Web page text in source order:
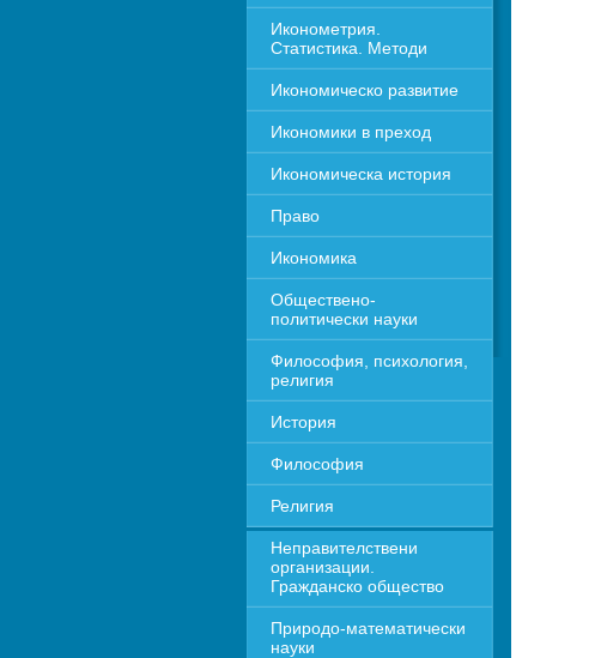
Иконометрия.
Статистика. Методи
Икономическо развитие
Икономики в преход
Икономическа история
Право
Икономика
Обществено-
политически науки
Философия, психология,
религия
История
Философия
Религия
Неправителствени
организации.
Гражданско общество
Природо-математически
науки